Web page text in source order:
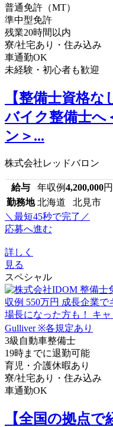
普通免許（MT）
準中型免許
残業20時間以内
寮/社宅あり・住み込み
車通勤OK
未経験・初心者も歓迎
【整備士資格
バイク整備士へ
ン＞...
株式会社レッドバロン
給与 年収例4,200,000円
勤務地 北海道 北見市
＼最短45秒で完了／
応募へ進む
詳しく
見る
スペシャル
3級自動車整備士
19時までに退勤可能
育児・介護休暇あり
寮/社宅あり・住み込み
車通勤OK
【全国の拠点